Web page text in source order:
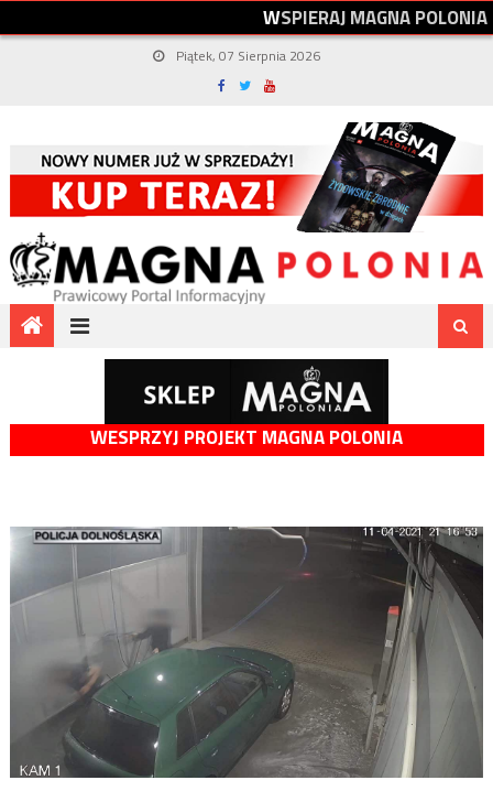
WSPIERAJMAGNAPOLONIA
Piątek, 07 Sierpnia 2026
WESPRZYJ PROJEKT MAGNA POLONIA